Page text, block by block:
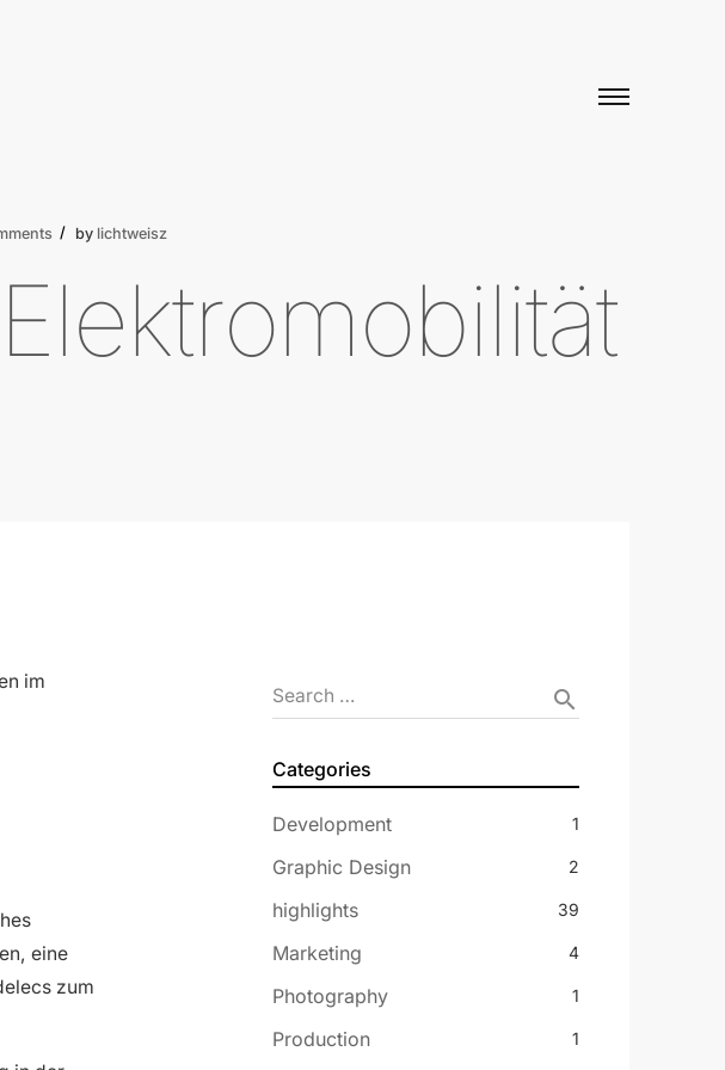
by lichtweisz
im
eine
zum
Search … search
Categories
Development 1
Graphic Design 2
highlights 39
Marketing 4
Photography 1
Production 1